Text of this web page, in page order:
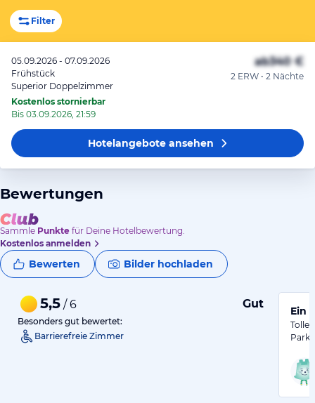
Filter
05.09.2026 - 07.09.2026
Frühstück
Superior Doppelzimmer
Kostenlos stornierbar
Bis 03.09.2026, 21:59
ab340 €
2 ERW • 2 Nächte
Hotelangeboteansehen
Bewertungen
Sammle Punkte für Deine Hotelbewertung.
Kostenlos anmelden
Bewerten Bilder hochladen
5,5 / 6 Gut
Besonders gut bewertet:
Barrierefreie Zimmer
Ein